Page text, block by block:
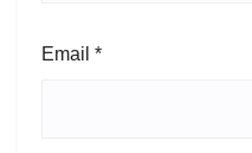
Email *